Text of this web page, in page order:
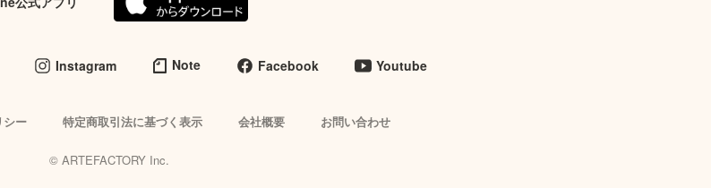
Instagram Note Facebook Youtube
シー 特定商取引法に基づく表示 会社概要 お問い合わせ
© ARTEFACTORY Inc.